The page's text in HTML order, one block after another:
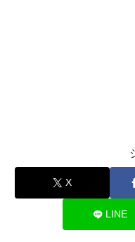
X
LINE